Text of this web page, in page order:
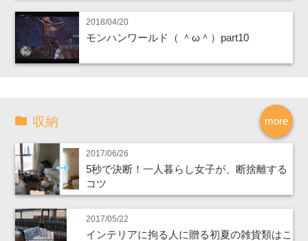
2018/04/20
モンハンワールド（ ＾ω＾）part10
more
収納
2017/06/26
5秒で決断！一人暮らし女子が、断捨離する
コツ
2017/05/22
インテリアに拘る人に贈る初夏の雑貨類はこ